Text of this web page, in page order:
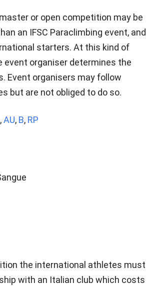
or open competition may be
an IFSC Paraclimbing event, and
starters. At this kind of
event organiser determines the
Event organisers may follow
but are not obliged to do so.
,AU, B, RP
the international athletes must
with an Italian club which costs